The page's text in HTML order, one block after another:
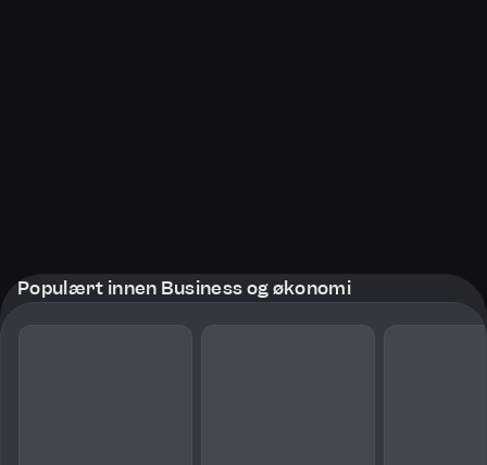
Populært innen Business og økonomi